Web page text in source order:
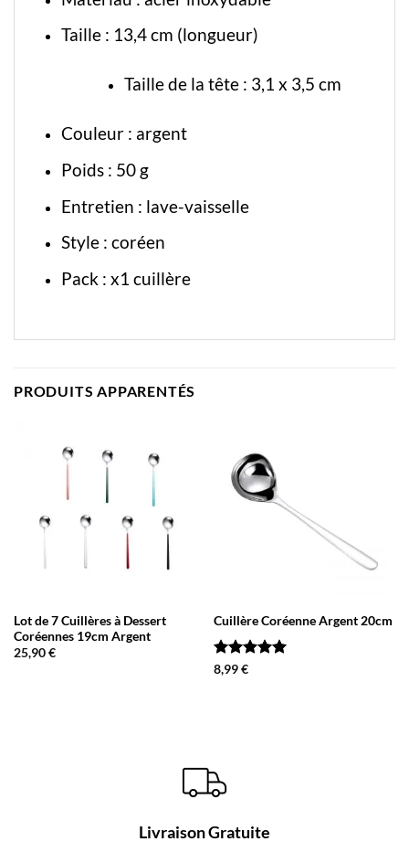
Taille : 13,4 cm (longueur)
Taille de la tête : 3,1 x 3,5 cm
Couleur : argent
Poids : 50 g
Entretien : lave-vaisselle
Style : coréen
Pack : x1 cuillère
PRODUITS APPARENTÉS
Lot de 7 Cuillères à Dessert
Coréennes 19cm Argent
25,90€
Cuillère Coréenne Argent 20cm
Note
8,99€
Livraison Gratuite